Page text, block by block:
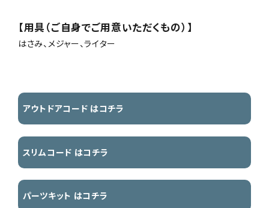
【用具（ご自身でご用意いただくもの）】
はさみ、メジャー、ライター
アウトドアコード はコチラ
スリムコード はコチラ
パーツキット はコチラ